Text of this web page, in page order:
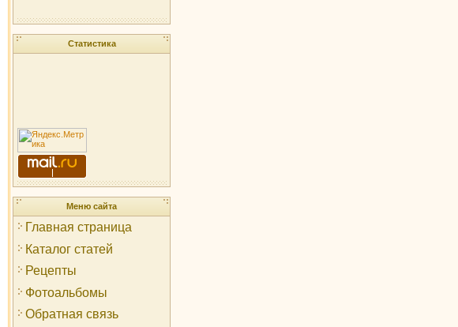
Статистика
Меню сайта
Главная страница
Каталог статей
Рецепты
Фотоальбомы
Обратная связь